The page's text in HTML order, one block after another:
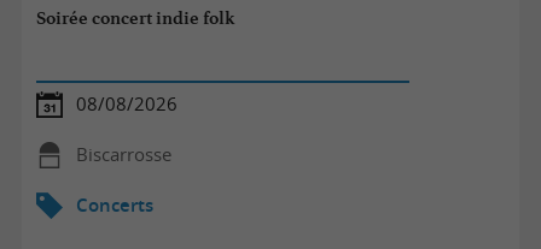
Soirée concert indie folk
08/08/2026
Biscarrosse
Concerts